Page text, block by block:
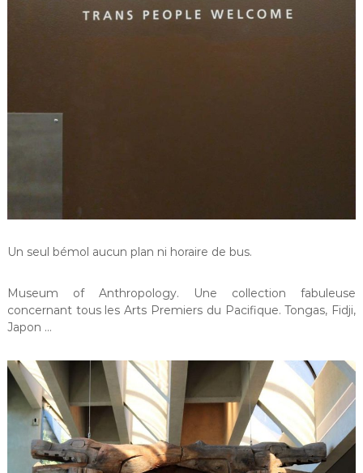
Un seul bémol aucun plan ni horaire de bus.
Museum of Anthropology. Une collection fabuleuse
concernant tous les Arts Premiers du Pacifique. Tongas, Fidji,
Japon …